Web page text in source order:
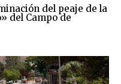
del peaje de la
del Campo de